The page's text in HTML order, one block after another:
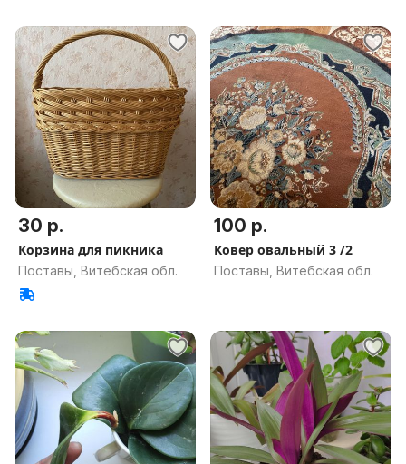
30 р.
Корзина для пикника
Поставы, Витебская обл.
100 р.
Ковер овальный 3 /2
Поставы, Витебская обл.